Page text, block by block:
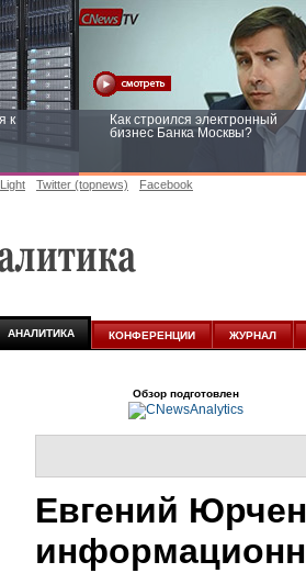
к
Как строился электронный
бизнес Банка Москвы?
Light Twitter (topnews) Facebook
АНАЛИТИКА КОНФЕРЕНЦИИ ЖУРНАЛ
Обзор подготовлен
Евгений